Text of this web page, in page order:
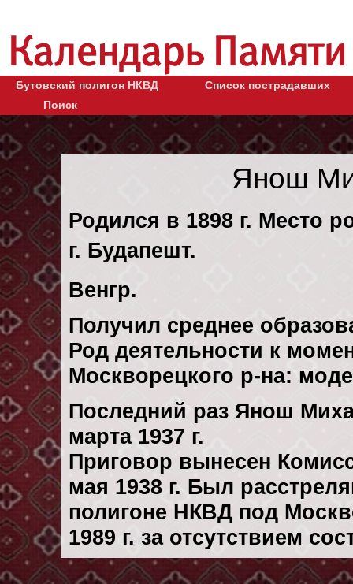
Бутовский полигон НКВД
Список пострадавших
Поиск
Янош
Родился в 1898 г. Место
г. Будапешт.
Венгр.
Получил среднее
Род деятельности к
Москворецкого р-на:
Последний раз Янош
марта 1937 г.
Приговор вынесен
мая 1938 г. Был
полигоне НКВД под
1989 г. за отсутствием